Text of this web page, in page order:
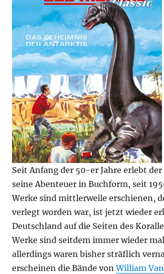
Seit Anfang der 50-er Jahre erlebt
seine Abenteuer in Buchform, seit
Werke sind mittlerweile erschienen,
verlegt worden war, ist jetzt wieder
Deutschland auf die Seiten des
Werke sind seitdem immer wieder
allerdings waren bisher sträflich
erscheinen die Bände vonWilliam